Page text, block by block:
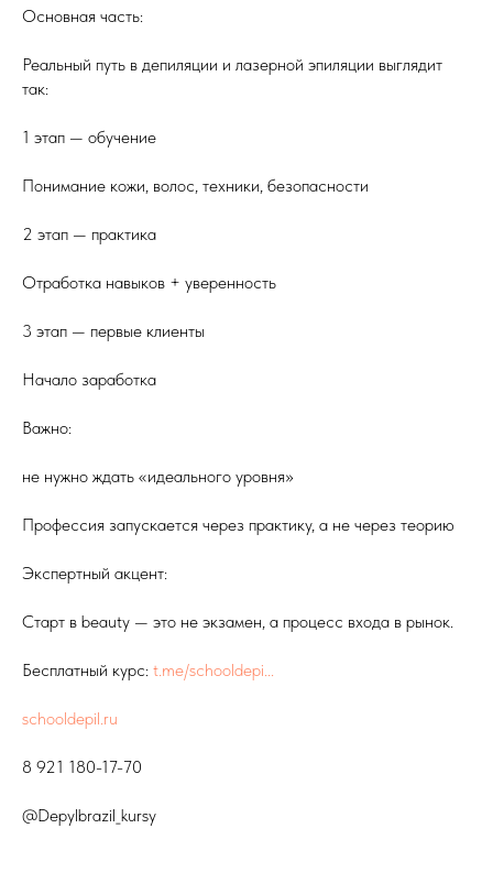
Основная часть:
Реальный путь в депиляции и лазерной эпиляции выглядит
так:
1 этап — обучение
Понимание кожи, волос, техники, безопасности
2 этап — практика
Отработка навыков + уверенность
3 этап — первые клиенты
Начало заработка
Важно:
не нужно ждать «идеального уровня»
Профессия запускается через практику, а не через теорию
Экспертный акцент:
Старт в beauty — это не экзамен, а процесс входа в рынок.
Бесплатный курс: t.me/schooldepi...
schooldepil.ru
8 921 180-17-70
@Depylbrazil_kursy